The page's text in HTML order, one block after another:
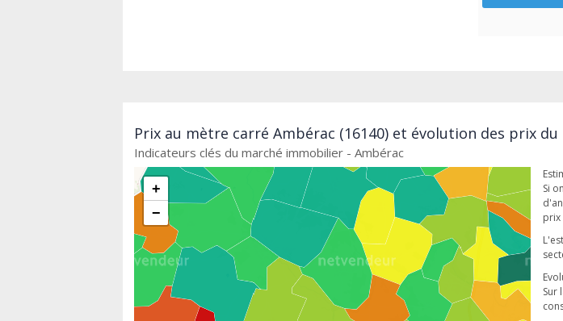
Prix au mètre carré Ambérac (16140) et évolution des prix
Indicateurs clés du marché immobilier - Ambérac
+
−
Si
prix
Sur